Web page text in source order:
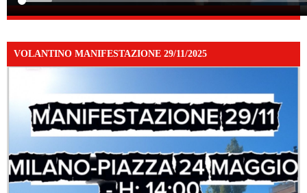
VOLANTINO MANIFESTAZIONE 29/11/2025